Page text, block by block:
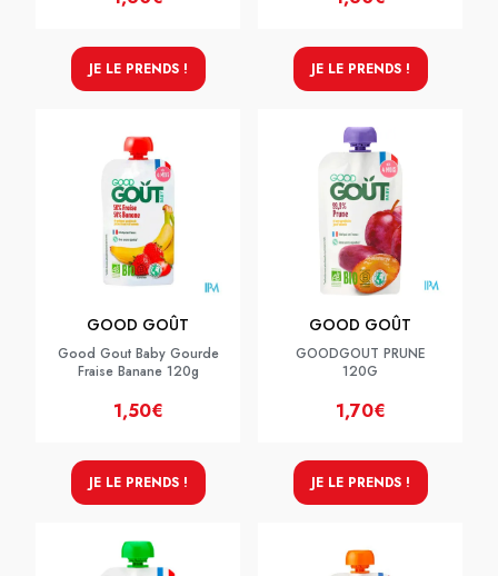
JE LE PRENDS ! JE LE PRENDS !
GOOD GOÛT
Good Gout Baby Gourde
Fraise Banane 120g
1,50€
JE LE PRENDS !
GOOD GOÛT
GOODGOUT PRUNE
120G
1,70€
JE LE PRENDS !